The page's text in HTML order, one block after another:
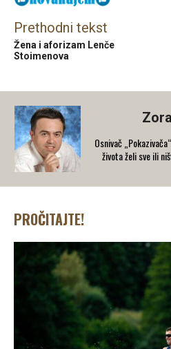
Prethodni tekst
Žena i aforizam Lenče
Stoimenova
Osnivač
života želi sve ili
PROČITAJTE!